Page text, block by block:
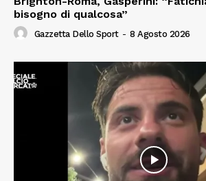
bisogno di qualcosa”
Gazzetta Dello Sport - 8 Agosto 2026